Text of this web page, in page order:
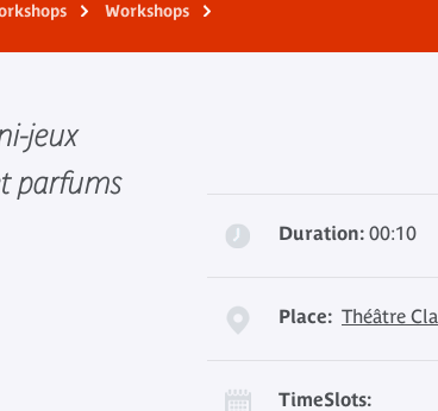
Workshops
jeux
parfums
Duration: 00:10
Place: Théâtre
TimeSlots: